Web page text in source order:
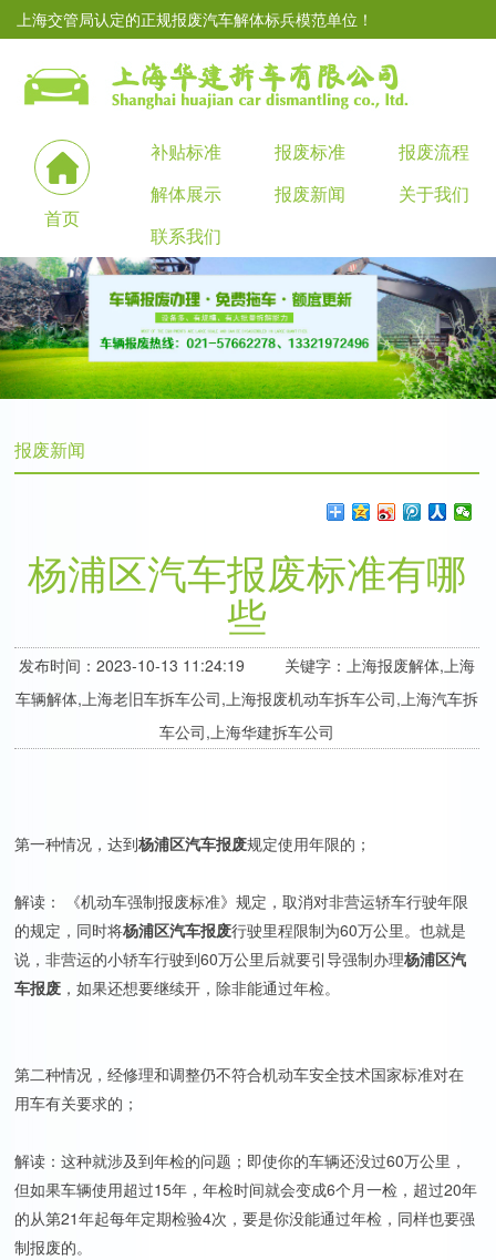
上海交管局认定的正规报废汽车解体标兵模范单位！
首页
补贴标准 报废标准
报废流程
解体展示
报废新闻
关于我们
联系我们
报废新闻
杨浦区汽车报废标准有哪
些
发布时间：2023-10-13 11:24:19 关键字：上海报废解体,上海
车辆解体,上海老旧车拆车公司,上海报废机动车拆车公司,上海汽车拆
车公司,上海华建拆车公司
第一种情况，达到杨浦区汽车报废规定使用年限的；
解读： 《机动车强制报废标准》规定，取消对非营运轿车行驶年限
的规定，同时将杨浦区汽车报废行驶里程限制为60万公里。也就是
说，非营运的小轿车行驶到60万公里后就要引导强制办理杨浦区汽
车报废 ，如果还想要继续开，除非能通过年检。
第二种情况，经修理和调整仍不符合机动车安全技术国家标准对在
用车有关要求的；
解读：这种就涉及到年检的问题；即使你的车辆还没过60万公里，
但如果车辆使用超过15年，年检时间就会变成6个月一检，超过20年
的从第21年起每年定期检验4次，要是你没能通过年检，同样也要强
制报废的。